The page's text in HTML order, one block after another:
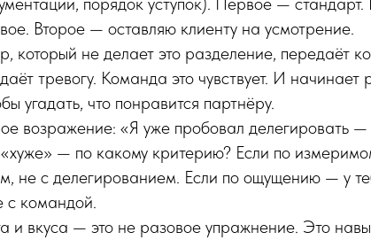
Второе — оставляю клиенту на усмотрение.
который не делает это разделение, передаёт
тревогу. Команда это чувствует. И начинает
угадать, что понравится партнёру.
возражение: «Я уже пробовал делегировать
— по какому критерию? Если по
не с делегированием. Если по ощущению — у
с командой.
и вкуса — это не разовое упражнение. Это